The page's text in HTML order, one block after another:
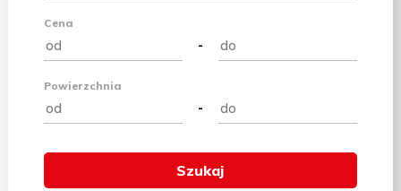
Cena
-
Powierzchnia
-